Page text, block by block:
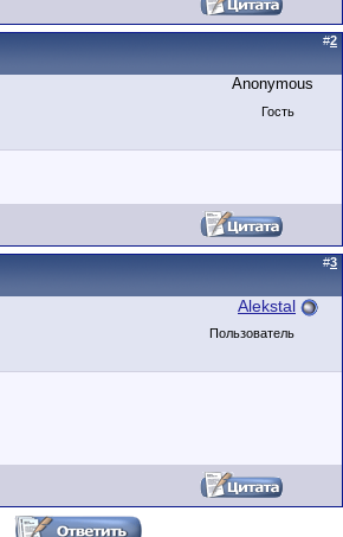
#2
Anonymous
Гость
#3
Alekstal
Пользователь